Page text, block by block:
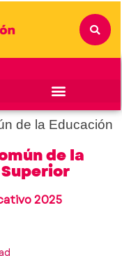
de la Educación
de la
2025